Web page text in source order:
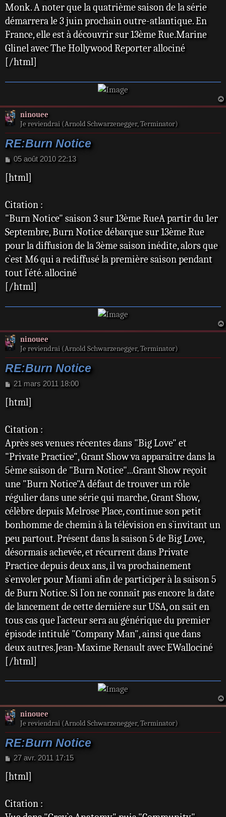
Monk. A noter que la quatrième saison de la série
démarrera le 3 juin prochain outre-atlantique. En
France, elle est à découvrir sur 13ème Rue.Marine
Glinel avec The Hollywood Reporter allociné
[/html]
ninouee
Je reviendrai (Arnold Schwarzenegger, Terminator)
RE:Burn Notice
M
s
g
e
05 août 2010 22:13
[html]
Citation :
"Burn Notice" saison 3 sur 13ème RueA partir du 1er
Septembre, Burn Notice débarque sur 13ème Rue
pour la diffusion de la 3ème saison inédite, alors que
c`est M6 qui a rediffusé la première saison pendant
tout l`été. allociné
[/html]
ninouee
Je reviendrai (Arnold Schwarzenegger, Terminator)
RE:Burn Notice
M
s
g
21 mars 2011 18:00
[html]
Citation :
Après ses venues récentes dans "Big Love" et
"Private Practice", Grant Show va apparaître dans la
5ème saison de "Burn Notice"...Grant Show reçoit
une "Burn Notice"A défaut de trouver un rôle
régulier dans une série qui marche, Grant Show,
célèbre depuis Melrose Place, continue son petit
bonhomme de chemin à la télévision en s`invitant un
peu partout. Présent dans la saison 5 de Big Love,
désormais achevée, et récurrent dans Private
Practice depuis deux ans, il va prochainement
s`envoler pour Miami afin de participer à la saison 5
de Burn Notice. Si l`on ne connaît pas encore la date
de lancement de cette dernière sur USA, on sait en
tous cas que l`acteur sera au générique du premier
épisode intitulé "Company Man", ainsi que dans
deux autres.Jean-Maxime Renault avec EWallociné
[/html]
ninouee
Je reviendrai (Arnold Schwarzenegger, Terminator)
RE:Burn Notice
M
s
g
e
27 avr. 2011 17:15
[html]
Citation :